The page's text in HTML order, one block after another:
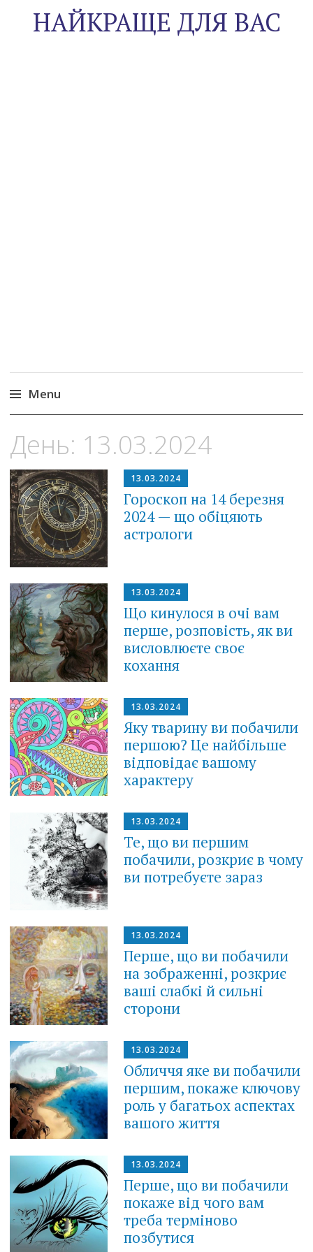
НАЙКРАЩЕ ДЛЯ ВАС
Menu
to
content
День: 13.03.2024
13.03.2024
Гороскоп на 14 березня
2024 — що обіцяють
астрологи
13.03.2024
Що кинулося в очі вам
перше, розповість, як ви
висловлюєте своє
кохання
13.03.2024
Яку тварину ви побачили
першою? Це найбільше
відповідає вашому
характеру
13.03.2024
Те, що ви першим
побачили, розкриє в чому
ви потребуєте зараз
13.03.2024
Перше, що ви побачили
на зображенні, розкриє
ваші слабкі й сильні
сторони
13.03.2024
Обличчя яке ви побачили
першим, покаже ключову
роль у багатьох аспектах
вашого життя
13.03.2024
Перше, що ви побачили
покаже від чого вам
треба терміново
позбутися